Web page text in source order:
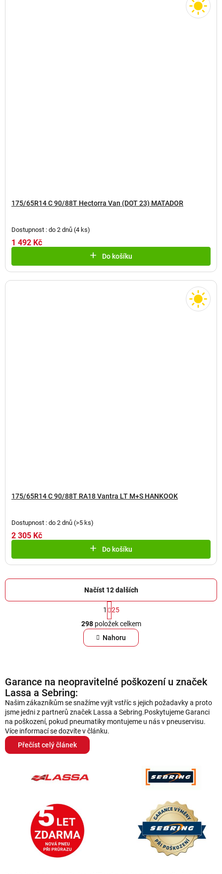
175/65R14 C 90/88T Hectorra Van (DOT 23) MATADOR
Dostupnost : do 2 dnů (4 ks)
1 492 Kč
Do košíku
175/65R14 C 90/88T RA18 Vantra LT M+S HANKOOK
Dostupnost : do 2 dnů (>5 ks)
2 305 Kč
Do košíku
O
v
l
á
c
p
r
v
Načíst 12 dalších
S
t
r
á
n
á
í
1
25
298položek celkem
Nahoru
Garance na neopravitelné poškození u značek
Lassa a Sebring:
Našim zákazníkům se snažíme vyjít vstříc s jejich požadavky a proto
jsme jedni z partnerů značek Lassa a Sebring.Poskytujeme Garanci
na poškození, pokud pneumatiky montujeme u nás v pneuservisu.
Více informací se dozvíte v článku.
Přečíst celý článek